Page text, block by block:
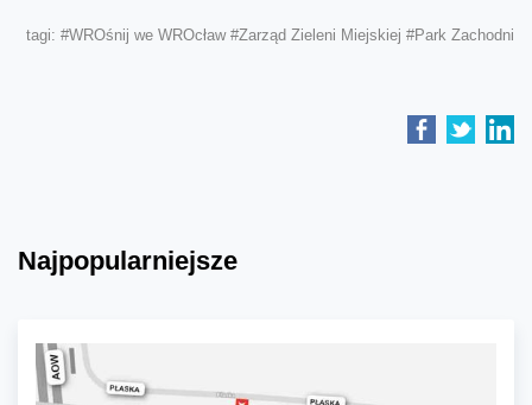
tagi: #WROśnij we WROcław #Zarząd Zieleni Miejskiej #Park Zachodni
Najpopularniejsze